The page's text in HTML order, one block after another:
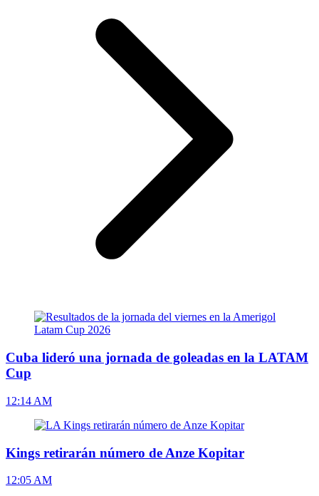
Cuba lideró una jornada de goleadas en la LATAM
Cup
12:14 AM
Kings retirarán número de Anze Kopitar
12:05 AM